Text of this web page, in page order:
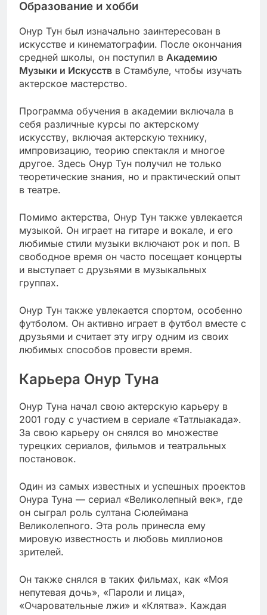
Образование и хобби
Онур Тун был изначально заинтересован в
искусстве и кинематографии. После окончания
средней школы, он поступил в Академию
Музыки и Искусств в Стамбуле, чтобы изучать
актерское мастерство.
Программа обучения в академии включала в
себя различные курсы по актерскому
искусству, включая актерскую технику,
импровизацию, теорию спектакля и многое
другое. Здесь Онур Тун получил не только
теоретические знания, но и практический опыт
в театре.
Помимо актерства, Онур Тун также увлекается
музыкой. Он играет на гитаре и вокале, и его
любимые стили музыки включают рок и поп. В
свободное время он часто посещает концерты
и выступает с друзьями в музыкальных
группах.
Онур Тун также увлекается спортом, особенно
футболом. Он активно играет в футбол вместе с
друзьями и считает эту игру одним из своих
любимых способов провести время.
Карьера Онур Туна
Онур Туна начал свою актерскую карьеру в
2001 году с участием в сериале «Татлыакада».
За свою карьеру он снялся во множестве
турецких сериалов, фильмов и театральных
постановок.
Один из самых известных и успешных проектов
Онура Туна — сериал «Великолепный век», где
он сыграл роль султана Сюлеймана
Великолепного. Эта роль принесла ему
мировую известность и любовь миллионов
зрителей.
Он также снялся в таких фильмах, как «Моя
непутевая дочь», «Пароли и лица»,
«Очаровательные лжи» и «Клятва». Каждая